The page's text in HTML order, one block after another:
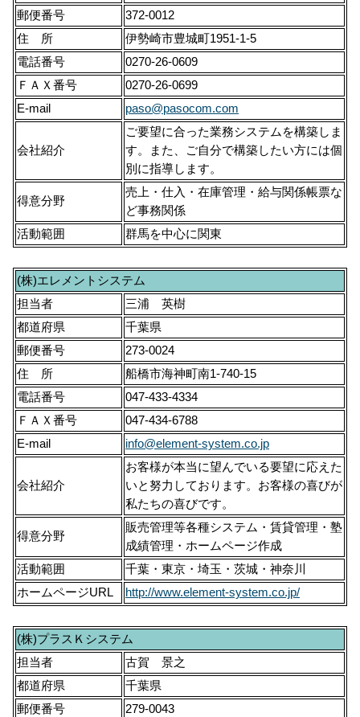
郵便番号
372-0012
住 所
伊勢崎市豊城町1951-1-5
電話番号
0270-26-0609
ＦＡＸ番号
0270-26-0699
E-mail
paso@pasocom.com
会社紹介
ご要望に合った業務システムを構築しま
す。また、ご自分で構築したい方には個
別に指導します。
得意分野
売上・仕入・在庫管理・給与関係帳票な
ど事務関係
活動範囲
群馬を中心に関東
(株)エレメントシステム
担当者
三浦 英樹
都道府県
千葉県
郵便番号
273-0024
住 所
船橋市海神町南1-740-15
電話番号
047-433-4334
ＦＡＸ番号
047-434-6788
E-mail
info@element-system.co.jp
会社紹介
お客様が本当に望んでいる要望に応えた
いと努力しております。お客様の喜びが
私たちの喜びです。
得意分野
販売管理等各種システム・賃貸管理・塾
成績管理・ホームページ作成
活動範囲
千葉・東京・埼玉・茨城・神奈川
ホームページURL
http://www.element-system.co.jp/
(株)プラスＫシステム
担当者
古賀 景之
都道府県
千葉県
郵便番号
279-0043